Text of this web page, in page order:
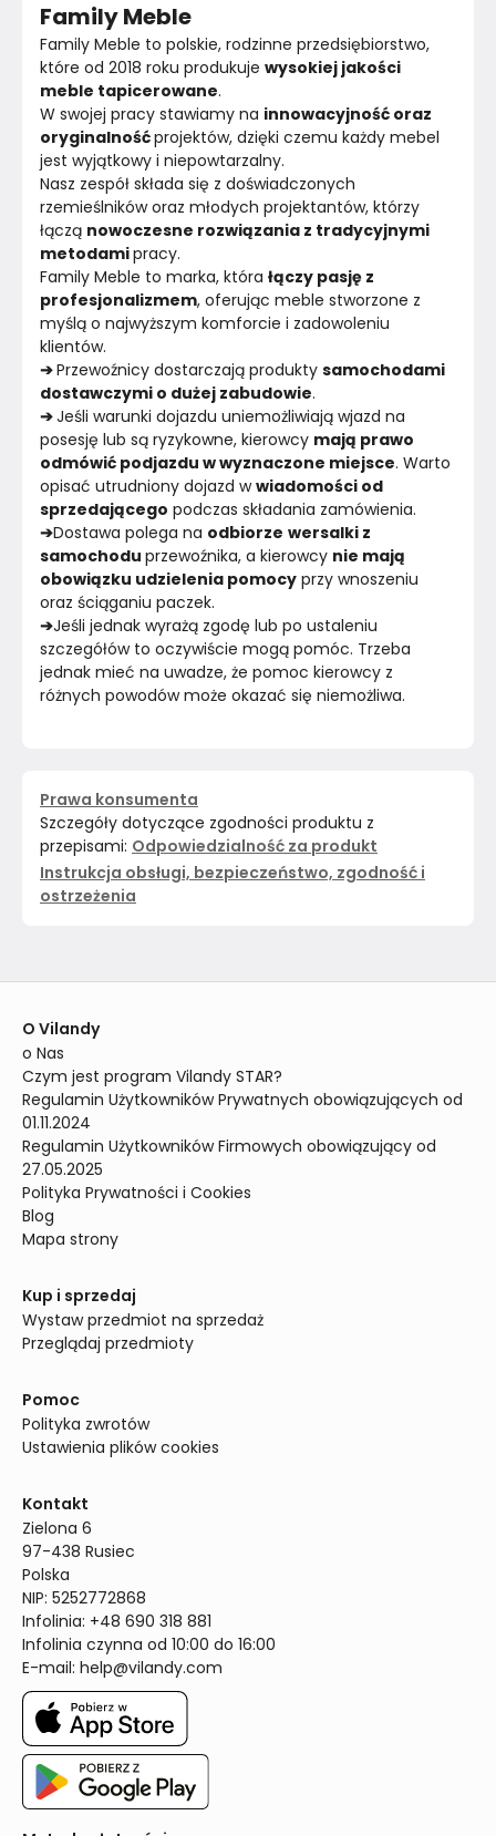
Family Meble
Family Meble to polskie, rodzinne przedsiębiorstwo,
które od 2018 roku produkuje wysokiej jakości
meble tapicerowane.
W swojej pracy stawiamy na innowacyjność oraz
oryginalność projektów, dzięki czemu każdy mebel
jest wyjątkowy i niepowtarzalny.
Nasz zespół składa się z doświadczonych
rzemieślników oraz młodych projektantów, którzy
łączą nowoczesne rozwiązania z tradycyjnymi
metodami pracy.
Family Meble to marka, która łączy pasję z
profesjonalizmem, oferując meble stworzone z
myślą o najwyższym komforcie i zadowoleniu
klientów.
➔ Przewoźnicy dostarczają produkty samochodami
dostawczymi o dużej zabudowie.
➔ Jeśli warunki dojazdu uniemożliwiają wjazd na
posesję lub są ryzykowne, kierowcy mają prawo
odmówić podjazdu w wyznaczone miejsce. Warto
opisać utrudniony dojazd w wiadomości od
sprzedającego podczas składania zamówienia.
➔Dostawa polega na odbiorze wersalki z
samochodu przewoźnika, a kierowcy nie mają
obowiązku udzielenia pomocy przy wnoszeniu
oraz ściąganiu paczek.
➔Jeśli jednak wyrażą zgodę lub po ustaleniu
szczegółów to oczywiście mogą pomóc. Trzeba
jednak mieć na uwadze, że pomoc kierowcy z
różnych powodów może okazać się niemożliwa.
Prawa konsumenta
Szczegóły dotyczące zgodności produktu z
przepisami: Odpowiedzialność za produkt
Instrukcja obsługi, bezpieczeństwo, zgodność i
ostrzeżenia
O Vilandy
o Nas
Czym jest program Vilandy STAR?
Regulamin Użytkowników Prywatnych obowiązujących od
01.11.2024
Regulamin Użytkowników Firmowych obowiązujący od
27.05.2025
Polityka Prywatności i Cookies
Blog
Mapa strony
Kup i sprzedaj
Wystaw przedmiot na sprzedaż
Przeglądaj przedmioty
Pomoc
Polityka zwrotów
Ustawienia plików cookies
Kontakt
Zielona 6
97-438 Rusiec
Polska
NIP: 5252772868
Infolinia: +48 690 318 881
Infolinia czynna od 10:00 do 16:00
E-mail: help@vilandy.com